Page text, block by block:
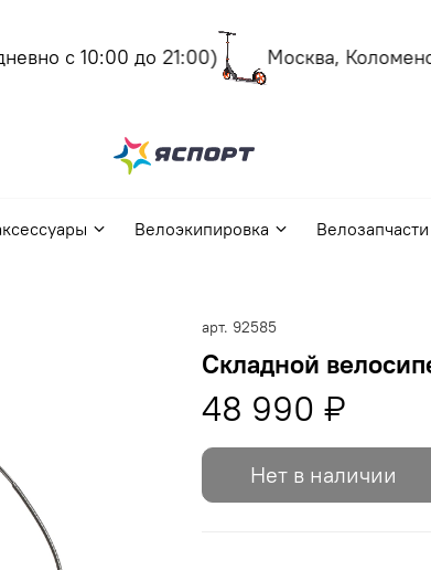
с 10:00 до 21:00) Москва,
Велоэкипировка Велозапчасти
арт. 92585
Складной
48 990 ₽
Нет в наличии